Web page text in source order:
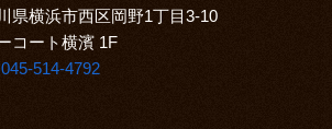
県横浜市西区岡野1丁目3-10
コート横濱 1F
045-514-4792